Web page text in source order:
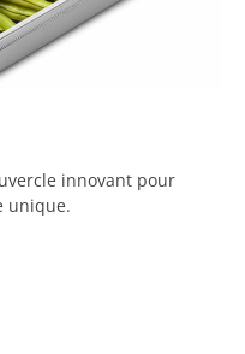
innovant pour
unique.